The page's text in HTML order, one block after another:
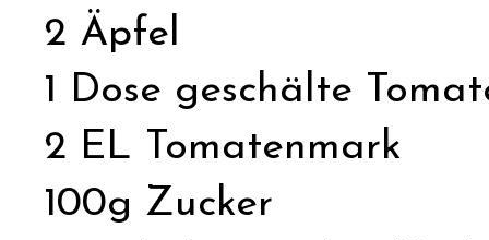
2 Äpfel
1 Dose geschälte
2 EL Tomatenmark
100g Zucker